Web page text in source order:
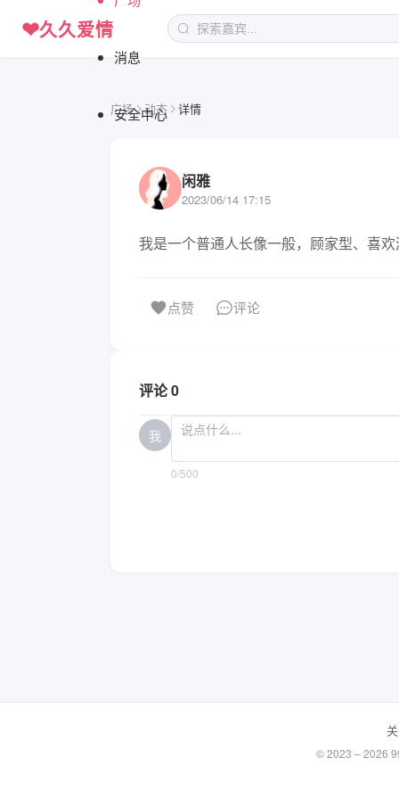
❤久久爱情
消息
安全中心
广场 动态 详情
闲雅
2023/06/14 17:15
我是一个普通人长像一般，顾家型、喜
点赞 评论
评论 0
我
0/500
© 2023 – 2026